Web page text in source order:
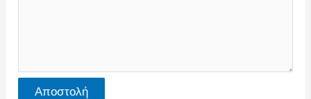
Αποστολή